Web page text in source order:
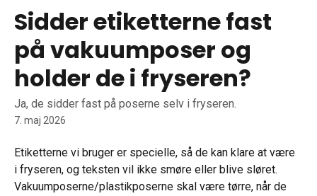
Sidder etiketterne fast
på vakuumposer og
holder de i fryseren?
Ja, de sidder fast på poserne selv i fryseren.
7. maj 2026
Etiketterne vi bruger er specielle, så de kan klare at være
i fryseren, og teksten vil ikke smøre eller blive sløret.
Vakuumposerne/plastikposerne skal være tørre, når de